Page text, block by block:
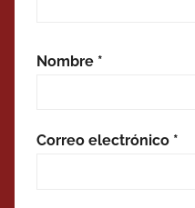
Nombre *
Correo electrónico *